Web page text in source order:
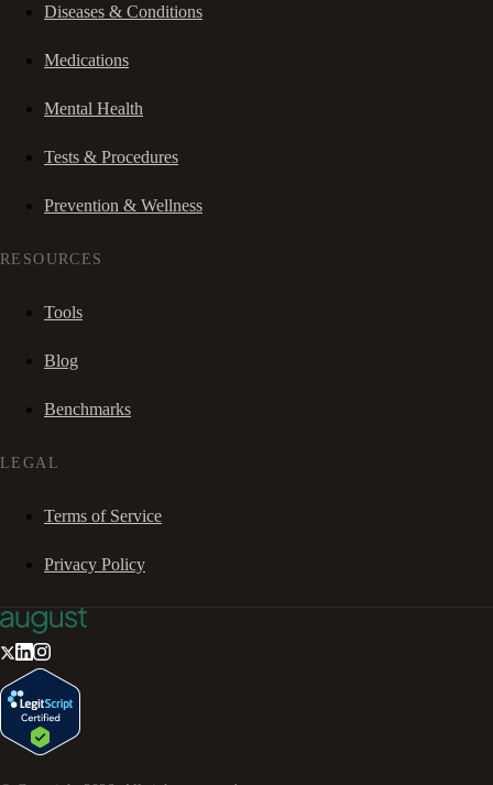
Diseases & Conditions
Medications
Mental Health
Tests & Procedures
Prevention & Wellness
RESOURCES
Tools
Blog
Benchmarks
LEGAL
Terms of Service
Privacy Policy